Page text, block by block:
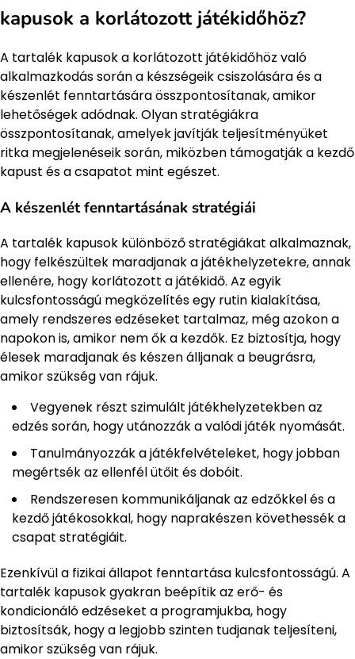
kapusok a korlátozott játékidőhöz?
A tartalék kapusok a korlátozott játékidőhöz való
alkalmazkodás során a készségeik csiszolására és a
készenlét fenntartására összpontosítanak, amikor
lehetőségek adódnak. Olyan stratégiákra
összpontosítanak, amelyek javítják teljesítményüket
ritka megjelenéseik során, miközben támogatják a kezdő
kapust és a csapatot mint egészet.
A készenlét fenntartásának stratégiái
A tartalék kapusok különböző stratégiákat alkalmaznak,
hogy felkészültek maradjanak a játékhelyzetekre, annak
ellenére, hogy korlátozott a játékidő. Az egyik
kulcsfontosságú megközelítés egy rutin kialakítása,
amely rendszeres edzéseket tartalmaz, még azokon a
napokon is, amikor nem ők a kezdők. Ez biztosítja, hogy
élesek maradjanak és készen álljanak a beugrásra,
amikor szükség van rájuk.
Vegyenek részt szimulált játékhelyzetekben az
edzés során, hogy utánozzák a valódi játék nyomását.
Tanulmányozzák a játékfelvételeket, hogy jobban
megértsék az ellenfél ütőit és dobóit.
Rendszeresen kommunikáljanak az edzőkkel és a
kezdő játékosokkal, hogy naprakészen követhessék a
csapat stratégiáit.
Ezenkívül a fizikai állapot fenntartása kulcsfontosságú. A
tartalék kapusok gyakran beépítik az erő- és
kondicionáló edzéseket a programjukba, hogy
biztosítsák, hogy a legjobb szinten tudjanak teljesíteni,
amikor szükség van rájuk.